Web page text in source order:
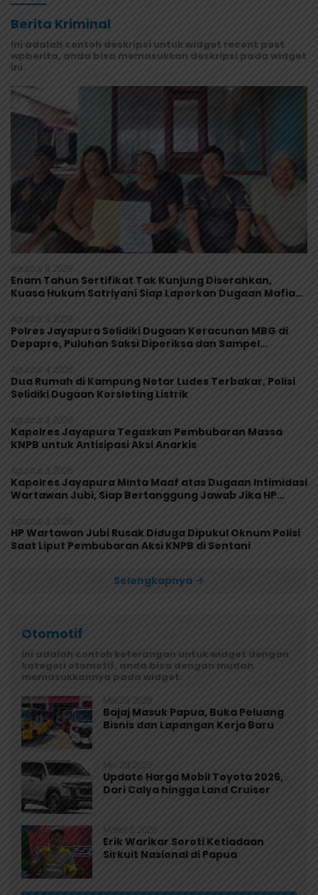
Berita Kriminal
Ini adalah contoh deskripsi untuk widget recent post
wpberita, anda bisa memasukkan deskripsi pada widget
ini.
Agustus 8, 2026
Enam Tahun Sertifikat Tak Kunjung Diserahkan,
Kuasa Hukum Satriyani Siap Laporkan Dugaan Mafia
Agustus 5, 2026
Polres Jayapura Selidiki Dugaan Keracunan MBG di
Depapre, Puluhan Saksi Diperiksa dan Sampel
Agustus 4, 2026
Dua Rumah di Kampung Netar Ludes Terbakar, Polisi
Selidiki Dugaan Korsleting Listrik
Agustus 3, 2026
Kapolres Jayapura Tegaskan Pembubaran Massa
KNPB untuk Antisipasi Aksi Anarkis
Agustus 3, 2026
Kapolres Jayapura Minta Maaf atas Dugaan Intimidasi
Wartawan Jubi, Siap Bertanggung Jawab Jika HP
Agustus 3, 2026
HP Wartawan Jubi Rusak Diduga Dipukul Oknum Polisi
Saat Liput Pembubaran Aksi KNPB di Sentani
Selengkapnya
Otomotif
Ini adalah contoh keterangan untuk widget dengan
kategori otomotif, anda bisa dengan mudah
memasukkannya pada widget.
Mei 29, 2026
Bajaj Masuk Papua, Buka Peluang
Bisnis dan Lapangan Kerja Baru
Mei 29, 2026
Update Harga Mobil Toyota 2026,
Dari Calya hingga Land Cruiser
Maret 5, 2026
Erik Warikar Soroti Ketiadaan
Sirkuit Nasional di Papua